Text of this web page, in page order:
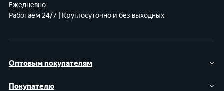
Оптовым покупателям
Покупателю
Ежедневно
Работаем 24/7 | Круглосуточно и без выходных